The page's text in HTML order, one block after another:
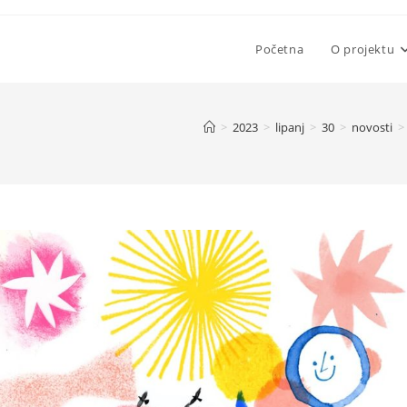
Početna O projektu
> 2023 > lipanj > 30 > novosti >